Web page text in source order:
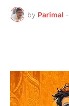
by Parimal -